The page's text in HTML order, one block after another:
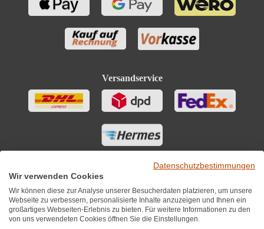
Versandservice
Datenschutzbestimmungen
Wir verwenden Cookies
Wir können diese zur Analyse unserer Besucherdaten platzieren, um unsere
Webseite zu verbessern, personalisierte Inhalte anzuzeigen und Ihnen ein
großartiges Webseiten-Erlebnis zu bieten. Für weitere Informationen zu den
von uns verwendeten Cookies öffnen Sie die Einstellungen.